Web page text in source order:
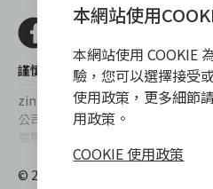
謹慎衡量自身財務狀況，理性理財
zingala銀角零卡/仲信資融沒有代
公司合作，更不會要求您提供實體
高警覺，勿受騙上當！
提醒您，消費前請審慎評估財務狀
百分率區間為0%~15.9%，實際費
© 2022 仲信資融股份有限公司
本網站使用
本網站使用 COOKIE
驗，您可以選擇接受
使用政策，更多細節
用政策。
COOKIE 使用政策